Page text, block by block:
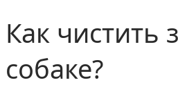
Как чистить
собаке?